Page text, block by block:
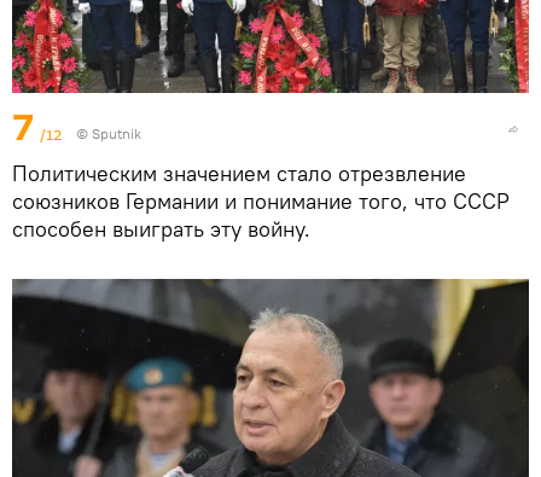
7 /12 © Sputnik
Политическим значением стало отрезвление
союзников Германии и понимание того, что СССР
способен выиграть эту войну.